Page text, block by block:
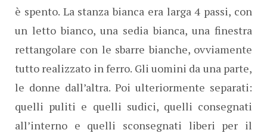
è spento. La stanza bianca era larga 4 passi, con
un letto bianco, una sedia bianca, una finestra
rettangolare con le sbarre bianche, ovviamente
tutto realizzato in ferro. Gli uomini da una parte,
le donne dall’altra. Poi ulteriormente separati:
quelli puliti e quelli sudici, quelli consegnati
all’interno e quelli sconsegnati liberi per il